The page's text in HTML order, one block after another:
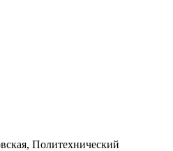
Политехнический